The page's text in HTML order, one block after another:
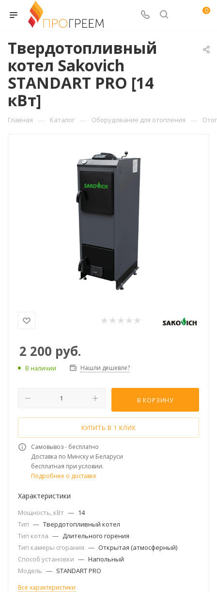
0
Твердотопливный
котел Sakovich
STANDART PRO [14
кВт]
Главная — Каталог — Оборудование для отопления —
2 200 руб.
В наличии Нашли дешевле?
В КОРЗИНУ
КУПИТЬ В 1 КЛИК
Самовывоз - бесплатно
Доставка по Минску и Беларуси
бесплатная при условии.
Подробнее о доставке
Характеристики
Мощность, кВт — 14
Тип — Твердотопливный котел
Тип котла — Длительного горения
Тип камеры сгорания — Открытая (атмосферный)
Способ установки — Напольный
Модель — STANDART PRO
Все характеристики